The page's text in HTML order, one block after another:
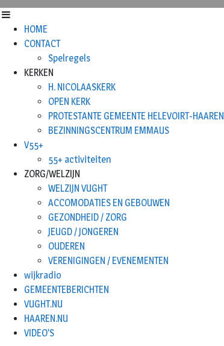
HOME
CONTACT
Spelregels
KERKEN
H. NICOLAASKERK
OPEN KERK
PROTESTANTE GEMEENTE HELEVOIRT-HAAREN
BEZINNINGSCENTRUM EMMAUS
V55+
55+ activiteiten
ZORG/WELZIJN
WELZIJN VUGHT
ACCOMODATIES EN GEBOUWEN
GEZONDHEID / ZORG
JEUGD / JONGEREN
OUDEREN
VERENIGINGEN / EVENEMENTEN
wijkradio
GEMEENTEBERICHTEN
VUGHT.NU
HAAREN.NU
VIDEO’S